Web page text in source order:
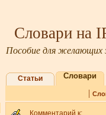
Словари на
Пособие для желающих
Статьи Словари
|
Комментарий к: